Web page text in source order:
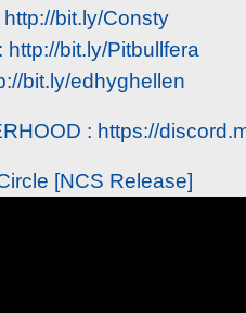
bit.ly/Consty
http://bit.ly/Pitbullfera
bit.ly/edhyghellen
: https://
[NCS Release]